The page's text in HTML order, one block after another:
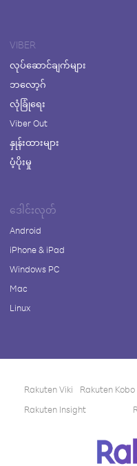
VIBER
လုပ်ဆောင်ချက်များ
ဘလော့ဂ်
လုံခြုံရေး
Viber Out
နှုန်းထားများ
ပံ့ပိုးမှု
ဒေါင်းလုတ်
Android
iPhone & iPad
Windows PC
Mac
Linux
Rakuten Viki Rakuten Kobo
Rakuten Insight